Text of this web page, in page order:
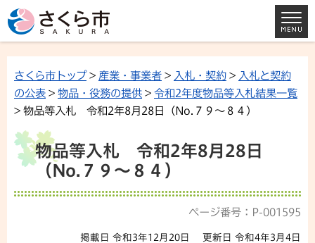
さくら市トップ> 産業・事業者 > 入札・契約 > 入札と契約
の公表 > 物品・役務の提供 > 令和2年度物品等入札結果一覧
> 物品等入札 令和2年8月28日（No.７９～８４）
物品等入札 令和2年8月28日
（No.７９～８４）
ページ番号：P-001595
掲載日 令和3年12月20日 更新日 令和4年3月4日